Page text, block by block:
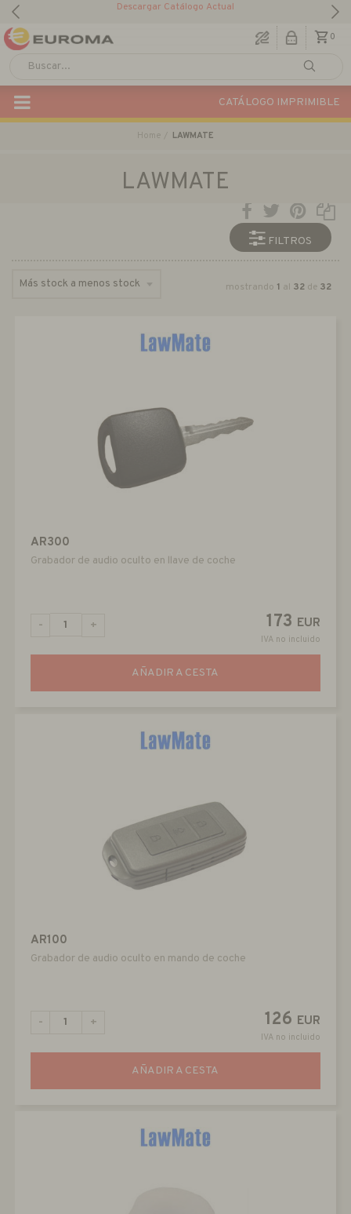
Descargar Catálogo Actual
0
CATÁLOGO IMPRIMIBLE
Home LAWMATE
LAWMATE
FILTROS
mostrando 1 al 32 de 32
AR300
Grabador de audio oculto en llave de coche
173 EUR
IVA no incluido
- +
AÑADIR A CESTA
AR100
Grabador de audio oculto en mando de coche
126 EUR
IVA no incluido
- +
AÑADIR A CESTA